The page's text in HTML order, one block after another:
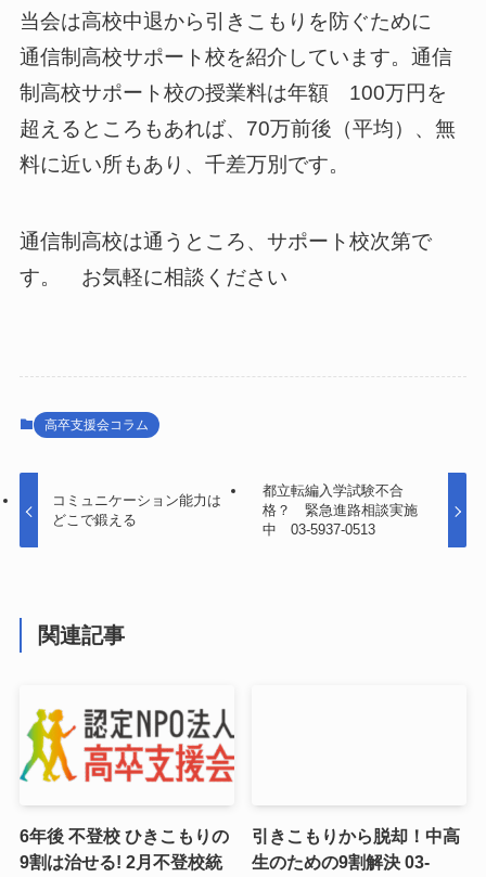
当会は高校中退から引きこもりを防ぐために
通信制高校サポート校を紹介しています。通信
制高校サポート校の授業料は年額 100万円を
超えるところもあれば、70万前後（平均）、無
料に近い所もあり、千差万別です。
通信制高校は通うところ、サポート校次第で
す。 お気軽に相談ください
高卒支援会コラム
コミュニケーション能力は
どこで鍛える
都立転編入学試験不合
格？ 緊急進路相談実施
中 03-5937-0513
関連記事
6年後 不登校 ひきこもりの
9割は治せる! 2月不登校統
引きこもりから脱却！中高
生のための9割解決 03-